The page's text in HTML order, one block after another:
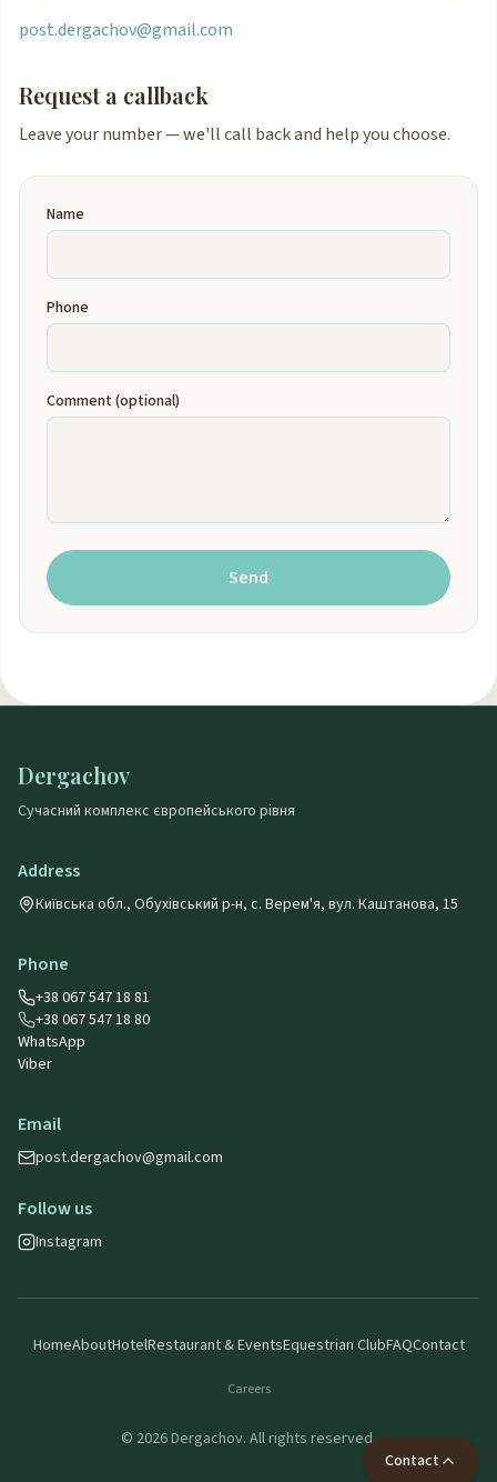
post.dergachov@gmail.com
Request a callback
Leave your number — we'll call back and help you choose.
Name
Phone
Comment (optional)
Send
Dergachov
Сучасний комплекс європейського рівня
Address
Київська обл., Обухівський р-н, с. Верем'я, вул. Каштанова, 15
Phone
+38 067 547 18 81
+38 067 547 18 80
WhatsApp
Viber
Email
post.dergachov@gmail.com
Follow us
Instagram
HomeAboutHotelRestaurant & EventsEquestrian ClubFAQContact
Careers
© 2026Dergachov. All rights reserved.
Contact